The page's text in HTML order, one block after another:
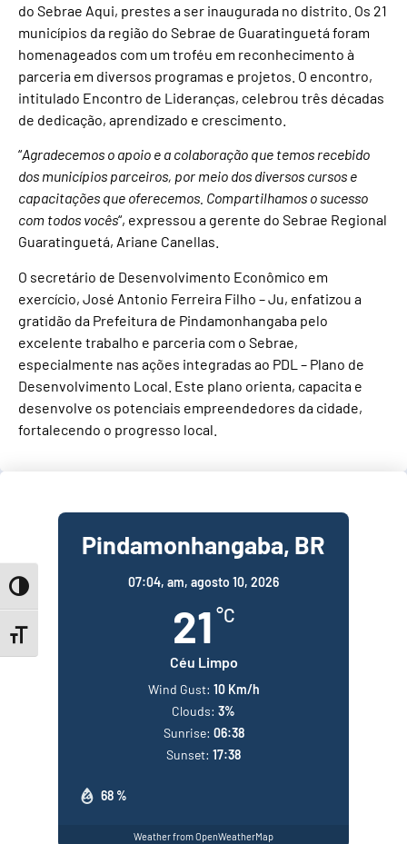
Toggle High Contrast
Toggle Font size
do Sebrae Aqui, prestes a ser inaugurada no distrito. Os 21
municípios da região do Sebrae de Guaratinguetá foram
homenageados com um troféu em reconhecimento à
parceria em diversos programas e projetos. O encontro,
intitulado Encontro de Lideranças, celebrou três décadas
de dedicação, aprendizado e crescimento.
“Agradecemos o apoio e a colaboração que temos recebido
dos municípios parceiros, por meio dos diversos cursos e
capacitações que oferecemos. Compartilhamos o sucesso
com todos vocês“, expressou a gerente do Sebrae Regional
Guaratinguetá, Ariane Canellas.
O secretário de Desenvolvimento Econômico em
exercício, José Antonio Ferreira Filho – Ju, enfatizou a
gratidão da Prefeitura de Pindamonhangaba pelo
excelente trabalho e parceria com o Sebrae,
especialmente nas ações integradas ao PDL – Plano de
Desenvolvimento Local. Este plano orienta, capacita e
desenvolve os potenciais empreendedores da cidade,
fortalecendo o progresso local.
Pindamonhangaba, BR
07:04, am, agosto 10, 2026
21 °C
Céu Limpo
68 %
Wind Gust: 10 Km/h
Clouds: 3%
Sunrise: 06:38
Sunset: 17:38
Weather from OpenWeatherMap